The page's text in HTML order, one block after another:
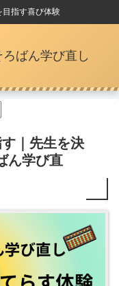
目指す喜び体験
ばん学び直し
｜先生を決
ん学び直